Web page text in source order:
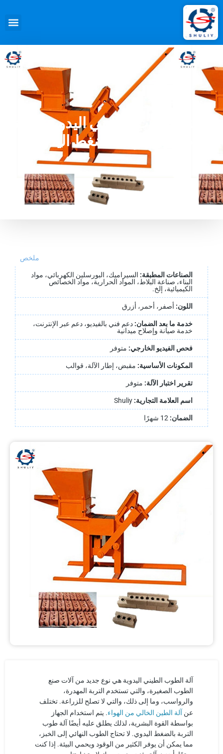
ماكينة الطوب الطيني اليدوية | صانع
طوب التربة بالضغط اليدوي
ملخص
الصناعات المطبقة: السيراميك، البورسلين الكهربائي، مواد
البناء، صناعة البلاط، المواد الحرارية، مواد الخصائص
الكيميائية، إلخ.
اللون: أصفر، أحمر، أزرق
خدمة ما بعد الضمان: دعم فني بالفيديو، دعم عبر الإنترنت،
خدمة صيانة وإصلاح ميدانية
فحص الفيديو الخارجي: متوفر
المكونات الأساسية: مقبض، إطار الآلة، قوالب
تقرير اختبار الآلة: متوفر
اسم العلامة التجارية: Shuliy
الضمان: 12 شهرًا
آلة الطوب الطيني اليدوية هي نوع جديد من آلات صنع
الطوب الصغيرة، والتي تستخدم التربة المهدرة،
والرواسب، وما إلى ذلك، والتي لا تصلح للزراعة. تختلف
عن آلة الطين الخالي من الهواء. يتم استخدام الجهاز
بواسطة القوة البشرية، لذلك يطلق عليه أيضًا آلة طوب
التربة بالضغط اليدوي. لا تحتاج الطوب النهائي إلى الخبز،
مما يمكن أن يوفر الكثير من الوقود ويحمي البيئة. إذا كنت